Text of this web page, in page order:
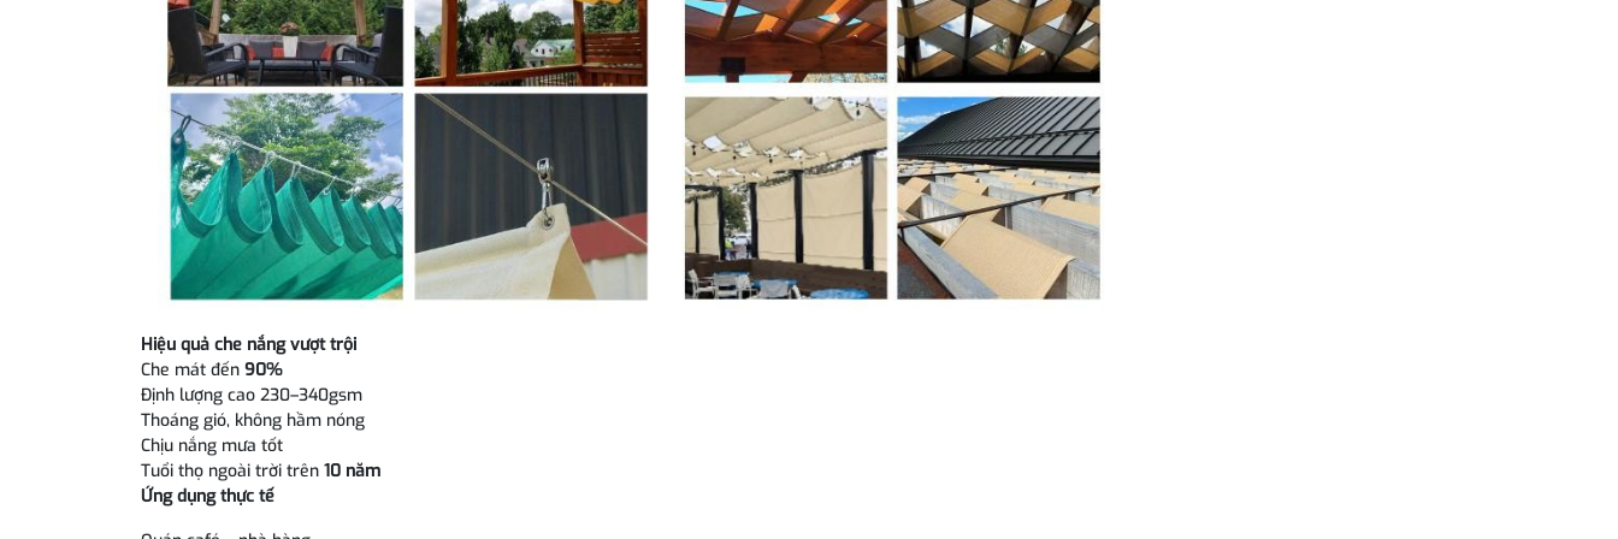
Hiệu quả che nắng vượt trội
Che mát đến 90%
Định lượng cao 230–340gsm
Thoáng gió, không hầm nóng
Chịu nắng mưa tốt
Tuổi thọ ngoài trời trên 10 năm
Ứng dụng thực tế